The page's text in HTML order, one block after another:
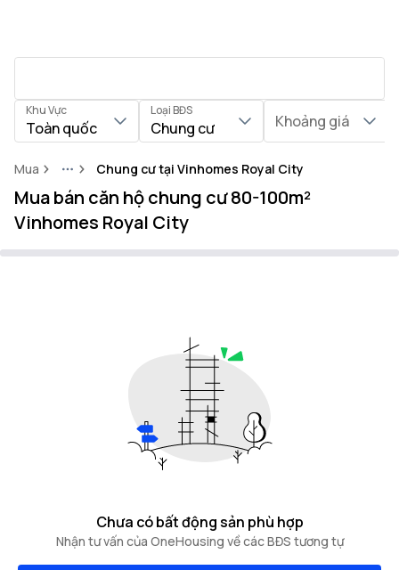
Khu Vực
Toàn quốc
Loại BĐS
Chung cư Khoảng giá
Mua MoreChung cư tại Vinhomes Royal City
Mua bán căn hộ chung cư 80-100m²
Vinhomes Royal City
Chưa có bất động sản phù hợp
Nhận tư vấn của OneHousing về các BĐS tương tự